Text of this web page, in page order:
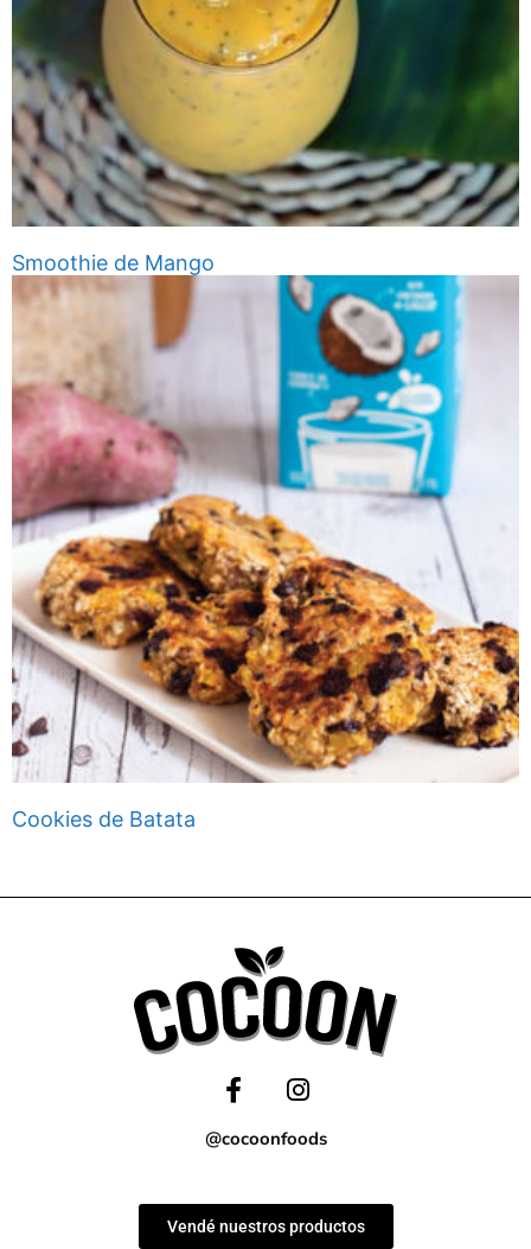
Smoothie de Mango
Cookies de Batata
@cocoonfoods
Vendé nuestros productos